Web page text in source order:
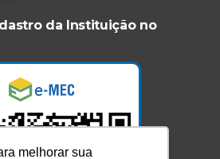
melhorar sua
da Instituição no